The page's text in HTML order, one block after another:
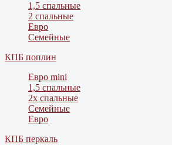
1,5 спальные
2 спальные
Евро
Семейные
КПБ поплин
Евро mini
1,5 спальные
2х спальные
Семейные
Евро
КПБ перкаль